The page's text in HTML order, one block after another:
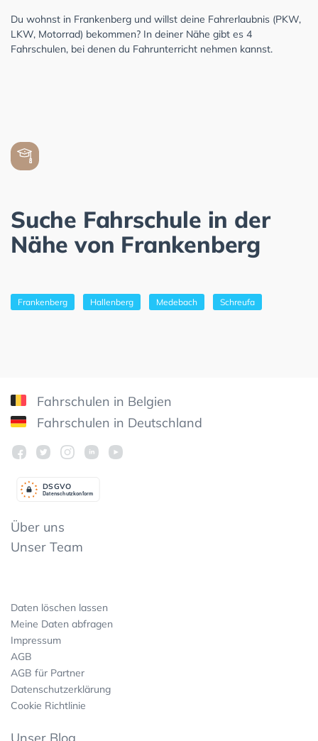
Du wohnst in Frankenberg und willst deine Fahrerlaubnis (PKW,
LKW, Motorrad) bekommen? In deiner Nähe gibt es 4
Fahrschulen, bei denen du Fahrunterricht nehmen kannst.
Suche Fahrschule in der
Nähe von Frankenberg
Frankenberg Hallenberg Medebach Schreufa
Fahrschulen in Belgien
Fahrschulen in Deutschland
Datenschutzkonform
DSGVO
Über uns
Unser Team
Daten löschen lassen
Meine Daten abfragen
Impressum
AGB
AGB für Partner
Datenschutzerklärung
Cookie Richtlinie